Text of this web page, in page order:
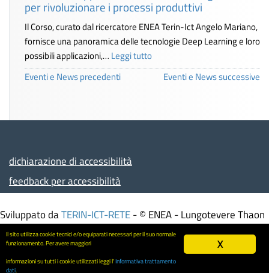
per rivoluzionare i processi produttivi
Il Corso, curato dal ricercatore ENEA Terin-Ict Angelo Mariano,
fornisce una panoramica delle tecnologie Deep Learning e loro
possibili applicazioni,… Leggi tutto
Eventi e News successive
Eventi e News precedenti
dichiarazione di accessibilità
feedback per accessibilità
Sviluppato daTERIN-ICT-RETE - © ENEA - Lungotevere Thaon
di Revel, 76 - 00196 ROMA – Italia - Partita IVA
00985801000 - Codice Fiscale 01320740580
Informativa trattamento dati-Mappa del sito
X
Il sito utilizza cookie tecnici e/o equiparati necessari per il suo normale
funzionamento. Per avere maggiori
informazioni su tutti i cookie utilizzati leggi l'Informativa trattamento
dati.
Screen